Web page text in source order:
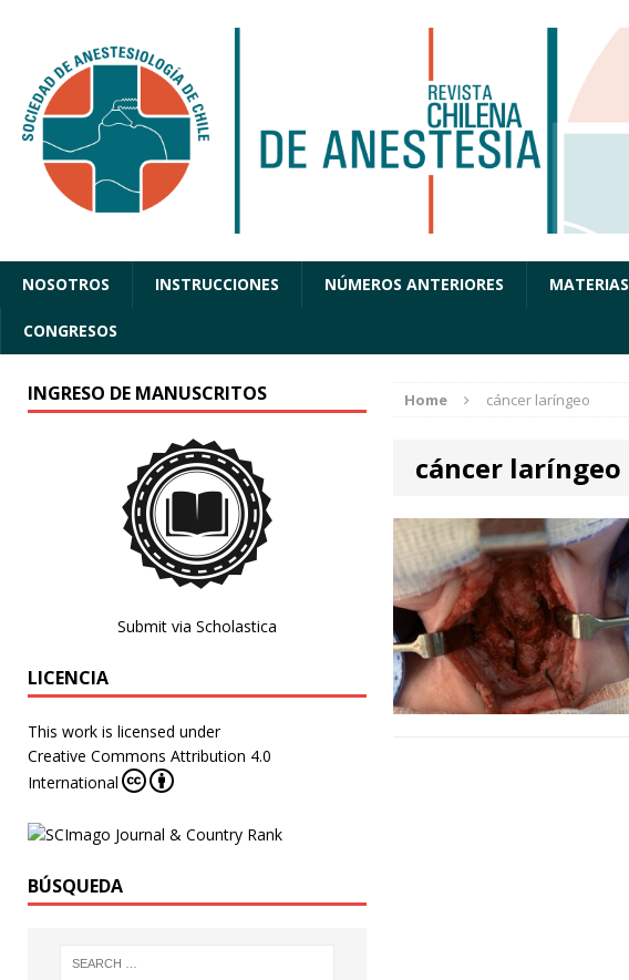
NOSOTROS INSTRUCCIONES NÚMEROS ANTERIORES MATERIAS
CONGRESOS
Home cáncer laríngeo
cáncer laríngeo
INGRESO DE MANUSCRITOS
Submit via Scholastica
LICENCIA
This work is licensed under
Creative Commons Attribution 4.0
International
BÚSQUEDA